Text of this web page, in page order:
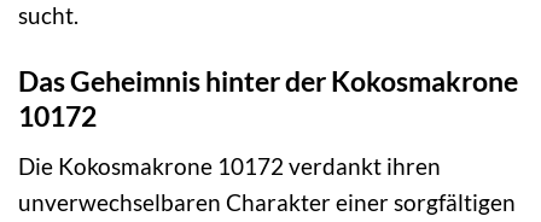
sucht.
Das Geheimnis hinter der Kokosmakrone
10172
Die Kokosmakrone 10172 verdankt ihren
unverwechselbaren Charakter einer sorgfältigen